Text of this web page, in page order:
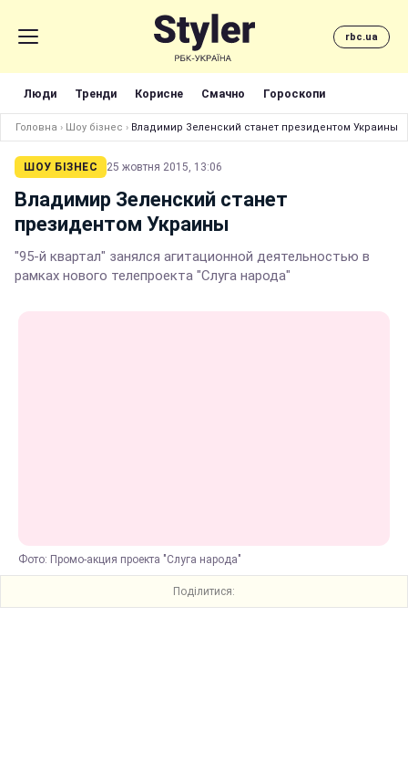
rbc.ua
Люди Тренди Корисне Смачно Гороскопи
Головна › Шоу бізнес › Владимир Зеленский станет президентом Украины
ШОУ БІЗНЕС 25 жовтня 2015, 13:06
Владимир Зеленский станет
президентом Украины
"95-й квартал" занялся агитационной деятельностью в
рамках нового телепроекта "Слуга народа"
Фото: Промо-акция проекта "Слуга народа"
Поділитися: